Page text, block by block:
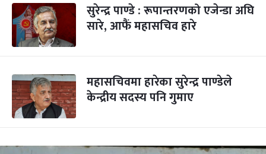
सुरेन्द्र पाण्डे : रूपान्तरणको एजेन्डा अघि
सारे, आफैं महासचिव हारे
महासचिवमा हारेका सुरेन्द्र पाण्डेले
केन्द्रीय सदस्य पनि गुमाए